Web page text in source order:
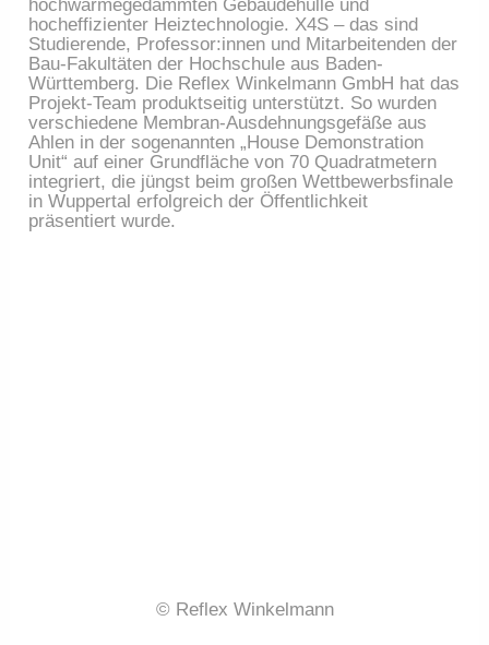
hochwärmegedämmten Gebäudehülle und
hocheffizienter Heiztechnologie. X4S – das sind
Studierende, Professor:innen und Mitarbeitenden der
Bau-Fakultäten der Hochschule aus Baden-
Württemberg. Die Reflex Winkelmann GmbH hat das
Projekt-Team produktseitig unterstützt. So wurden
verschiedene Membran-Ausdehnungsgefäße aus
Ahlen in der sogenannten „House Demonstration
Unit“ auf einer Grundfläche von 70 Quadratmetern
integriert, die jüngst beim großen Wettbewerbsfinale
in Wuppertal erfolgreich der Öffentlichkeit
präsentiert wurde.
© Reflex Winkelmann